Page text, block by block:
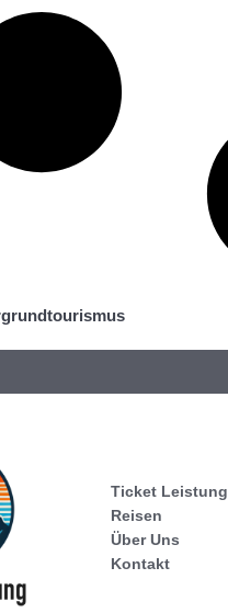
Ticket Leistung
Reisen
Über Uns
Kontakt